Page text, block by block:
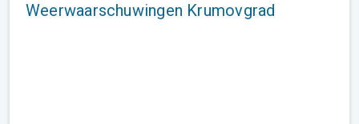
Weerwaarschuwingen Krumovgrad